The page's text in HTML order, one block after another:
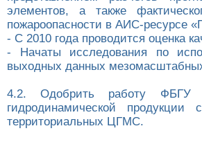
элементов, а также
пожароопасности в АИС-ресурсе
- С 2010 года проводится оценка
- Начаты исследования по
выходных данных
4.2. Одобрить работу ФБГУ
гидродинамической
территориальных ЦГМС.